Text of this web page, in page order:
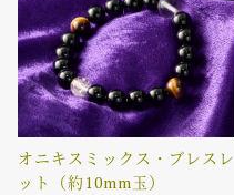
オニキスミックス・ブレスレ
ット（約10mm玉）